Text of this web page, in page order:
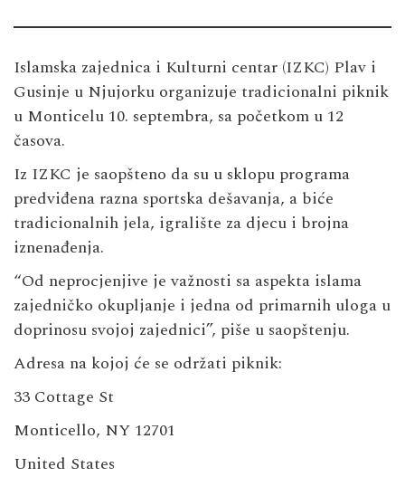
Islamska zajednica i Kulturni centar (IZKC) Plav i
Gusinje u Njujorku organizuje tradicionalni piknik
u Monticelu 10. septembra, sa početkom u 12
časova.
Iz IZKC je saopšteno da su u sklopu programa
predviđena razna sportska dešavanja, a biće
tradicionalnih jela, igralište za djecu i brojna
iznenađenja.
“Od neprocjenjive je važnosti sa aspekta islama
zajedničko okupljanje i jedna od primarnih uloga u
doprinosu svojoj zajednici”, piše u saopštenju.
Adresa na kojoj će se održati piknik:
33 Cottage St
Monticello, NY 12701
United States